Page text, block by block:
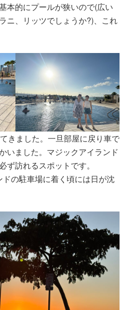
本的にプールが狭いので(広い
ニ、リッツでしょうか?)、これ
きました。一旦部屋に戻り車で
いました。マジックアイランド
ず訪れるスポットです。
の駐車場に着く頃には日が沈